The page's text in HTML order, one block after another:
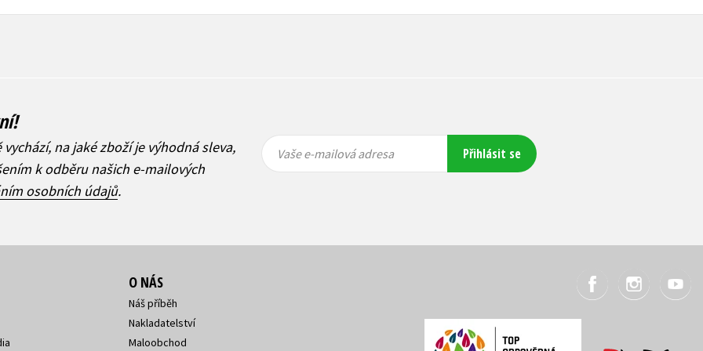
na jaké zboží je výhodná sleva,
k odběru našich e-mailových
osobních údajů.
mailová
mailová
Vaše e-mailová adresa Přihlásit se
O NÁS
Náš příběh
Nakladatelství
Maloobchod